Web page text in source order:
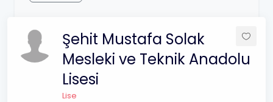
Şehit Mustafa Solak
Mesleki ve Teknik Anadolu
Lisesi
Lise